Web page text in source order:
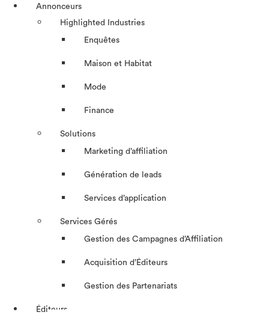
Annonceurs
Highlighted Industries
Enquêtes
Maison et Habitat
Mode
Finance
Solutions
Marketing d’affiliation
Génération de leads
Services d’application
Services Gérés
Gestion des Campagnes d’Affiliation​
Acquisition d’Éditeurs
Gestion des Partenariats
Éditeurs